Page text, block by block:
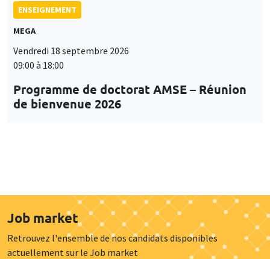
ENSEIGNEMENT
MEGA
Vendredi 18 septembre 2026
09:00 à 18:00
Programme de doctorat AMSE – Réunion
de bienvenue 2026
Job market
Retrouvez l'ensemble de nos candidats disponibles
actuellement sur le Job market